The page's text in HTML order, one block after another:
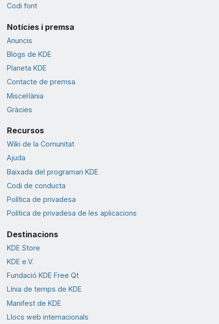
Codi font
Notícies i premsa
Anuncis
Blogs de KDE
Planeta KDE
Contacte de premsa
Miscel·lània
Gràcies
Recursos
Wiki de la Comunitat
Ajuda
Baixada del programari KDE
Codi de conducta
Política de privadesa
Política de privadesa de les aplicacions
Destinacions
KDE Store
KDE e.V.
Fundació KDE Free Qt
Línia de temps de KDE
Manifest de KDE
Llocs web internacionals